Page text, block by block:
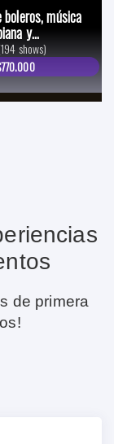
boleros, música
y
shows)
de primera